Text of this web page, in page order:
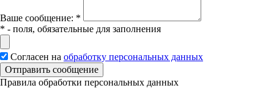
Вашe сообщение: *
* - поля, обязательные для заполнения
Согласен на обработку персональных данных
Отправить сообщение
Правила обработки персональных данных